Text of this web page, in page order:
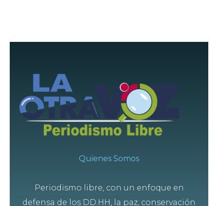
Quienes Somos
Periodismo libre, con un enfoque en
defensa de los DD.HH, la paz, conservación